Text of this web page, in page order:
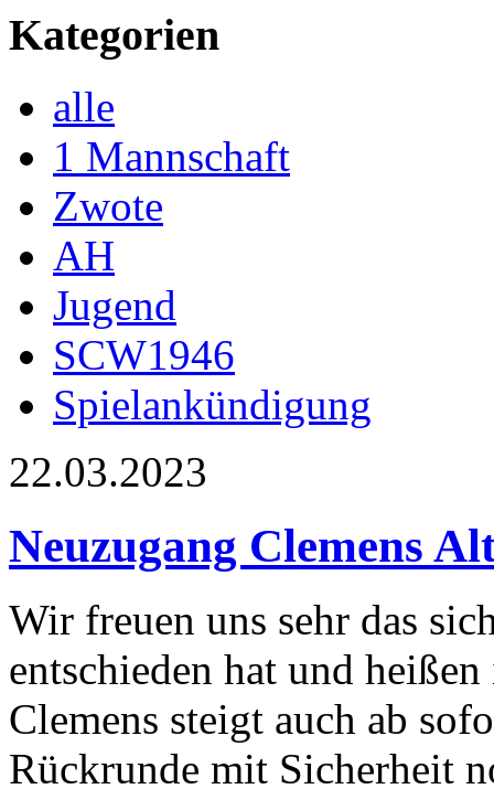
Kategorien
alle
1 Mannschaft
Zwote
AH
Jugend
SCW1946
Spielankündigung
22.03.2023
Neuzugang Clemens
Wir freuen uns sehr das
entschieden hat und
Clemens steigt auch ab
Rückrunde mit Sicherheit